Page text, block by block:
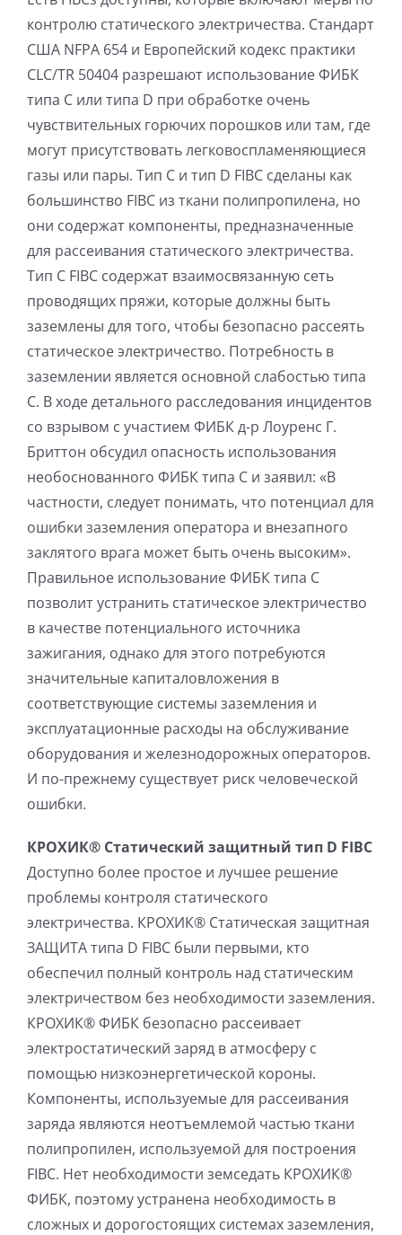
контролю статического электричества. Стандарт
США NFPA 654 и Европейский кодекс практики
CLC/TR 50404 разрешают использование ФИБК
типа С или типа D при обработке очень
чувствительных горючих порошков или там, где
могут присутствовать легковоспламеняющиеся
газы или пары. Тип C и тип D FIBC сделаны как
большинство FIBC из ткани полипропилена, но
они содержат компоненты, предназначенные
для рассеивания статического электричества.
Тип C FIBC содержат взаимосвязанную сеть
проводящих пряжи, которые должны быть
заземлены для того, чтобы безопасно рассеять
статическое электричество. Потребность в
заземлении является основной слабостью типа
С. В ходе детального расследования инцидентов
со взрывом с участием ФИБК д-р Лоуренс Г.
Бриттон обсудил опасность использования
необоснованного ФИБК типа C и заявил: «В
частности, следует понимать, что потенциал для
ошибки заземления оператора и внезапного
заклятого врага может быть очень высоким».
Правильное использование ФИБК типа C
позволит устранить статическое электричество
в качестве потенциального источника
зажигания, однако для этого потребуются
значительные капиталовложения в
соответствующие системы заземления и
эксплуатационные расходы на обслуживание
оборудования и железнодорожных операторов.
И по-прежнему существует риск человеческой
ошибки.
КРОХИК® Статический защитный тип D FIBC
Доступно более простое и лучшее решение
проблемы контроля статического
электричества. КРОХИК® Статическая защитная
ЗАЩИТА типа D FIBC были первыми, кто
обеспечил полный контроль над статическим
электричеством без необходимости заземления.
КРОХИК® ФИБК безопасно рассеивает
электростатический заряд в атмосферу с
помощью низкоэнергетической короны.
Компоненты, используемые для рассеивания
заряда являются неотъемлемой частью ткани
полипропилен, используемой для построения
FIBC. Нет необходимости земседать КРОХИК®
ФИБК, поэтому устранена необходимость в
сложных и дорогостоящих системах заземления,